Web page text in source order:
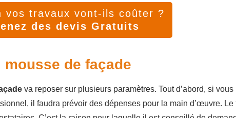
vos travaux vont-ils coûter ?
des devis Gratuits
de façade
va reposer sur plusieurs paramètres. Tout d’abord, si vous
il faudra prévoir des dépenses pour la main d’œuvre. Le